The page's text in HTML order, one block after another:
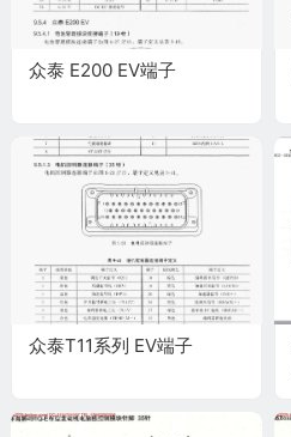
众泰 E200 EV端子
众泰T11系列 EV端子